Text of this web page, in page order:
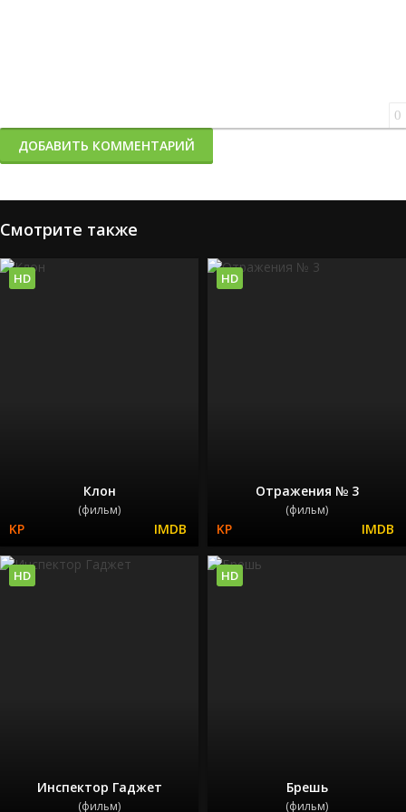
0
ДОБАВИТЬ КОММЕНТАРИЙ
Смотрите также
Клон
(фильм)
HD
Отражения № 3
(фильм)
HD
Инспектор Гаджет
(фильм)
HD
Брешь
(фильм)
HD